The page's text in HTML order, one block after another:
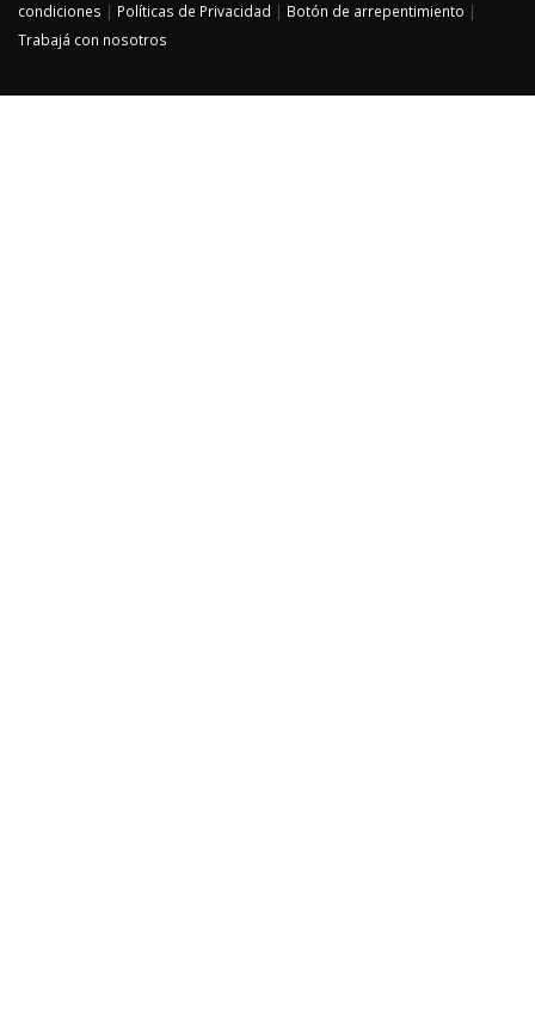
condiciones | Políticas de Privacidad | Botón de arrepentimiento |
Trabajá con nosotros